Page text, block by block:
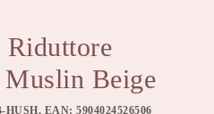
Riduttore
Beige
EAN: 5904024526506